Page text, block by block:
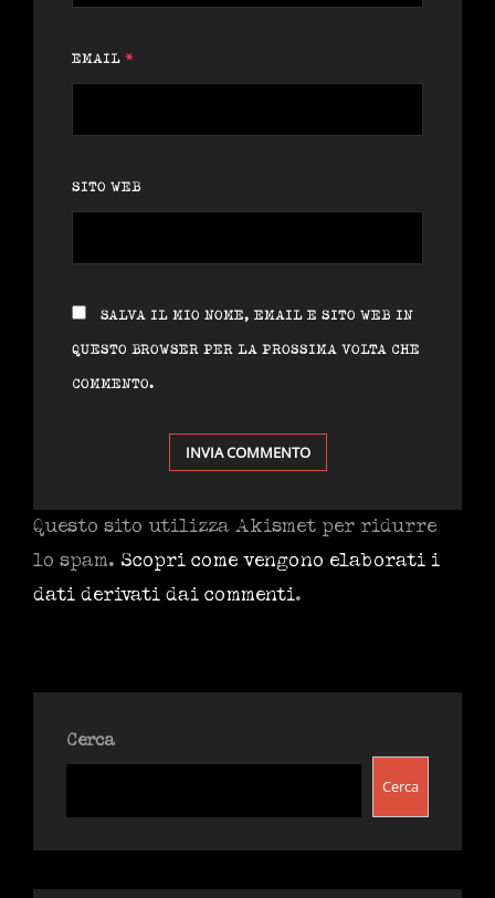
EMAIL *
SITO WEB
SALVA IL MIO NOME, EMAIL E SITO WEB IN
QUESTO BROWSER PER LA PROSSIMA VOLTA CHE
COMMENTO.
Questo sito utilizza Akismet per ridurre
lo spam. Scopri come vengono elaborati i
dati derivati dai commenti.
Cerca
Cerca